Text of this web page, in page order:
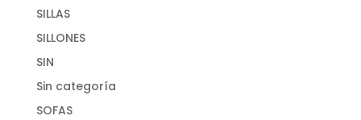
SILLAS
SILLONES
SIN
Sin categoría
SOFAS